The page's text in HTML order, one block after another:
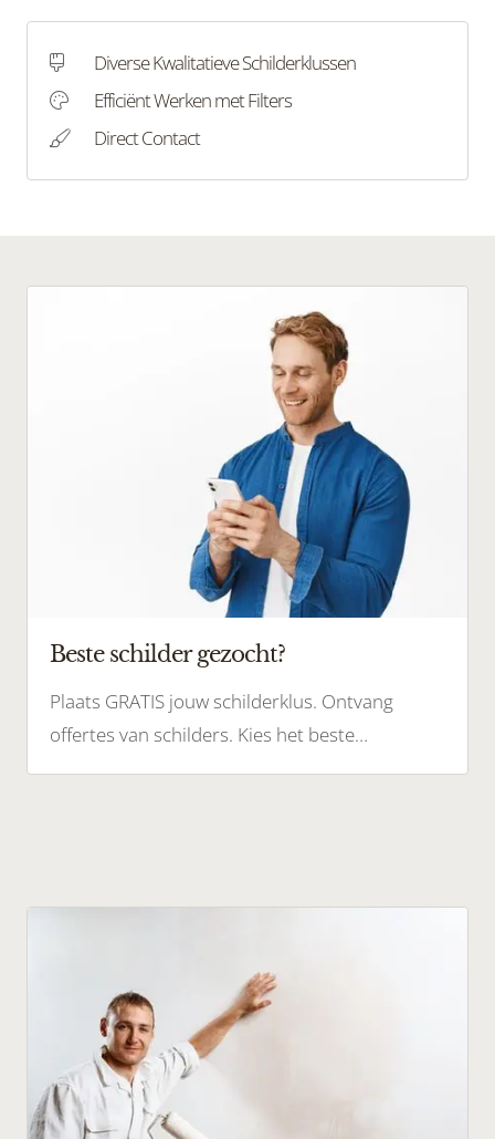
Diverse Kwalitatieve Schilderklussen
Efficiënt Werken met Filters
Direct Contact
Beste schilder gezocht?
Plaats GRATIS jouw schilderklus. Ontvang
offertes van schilders. Kies het beste